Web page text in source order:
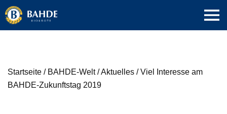
Startseite / BAHDE-Welt/Aktuelles /Viel Interesse am
BAHDE-Zukunftstag 2019